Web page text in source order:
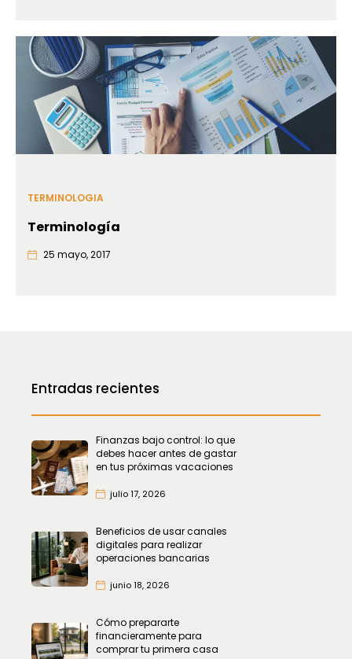
Entradas recientes
Finanzas bajo control: lo que
debes hacer antes de gastar
en tus próximas vacaciones
julio 17, 2026
Beneficios de usar canales
digitales para realizar
operaciones bancarias
junio 18, 2026
Cómo prepararte
financieramente para
comprar tu primera casa
TERMINOLOGIA
Terminología
25 mayo, 2017